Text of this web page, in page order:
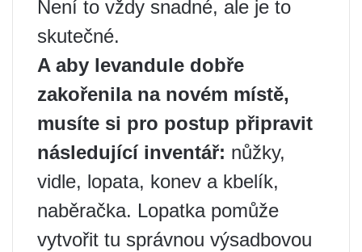
Není to vždy snadné, ale je to
skutečné.
A aby levandule dobře
zakořenila na novém místě,
musíte si pro postup připravit
následující inventář: nůžky,
vidle, lopata, konev a kbelík,
naběračka. Lopatka pomůže
vytvořit tu správnou výsadbovou